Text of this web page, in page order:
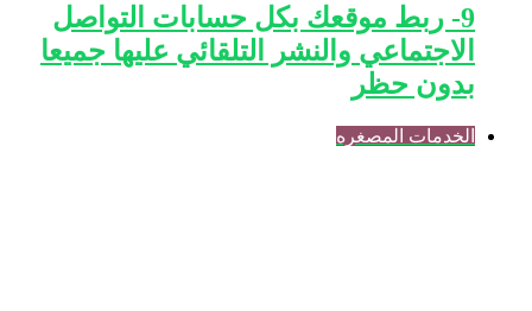
9- ربط موقعك بكل حسابات التواصل
الاجتماعي والنشر التلقائي عليها جميعا
بدون حظر
الخدمات المصغره